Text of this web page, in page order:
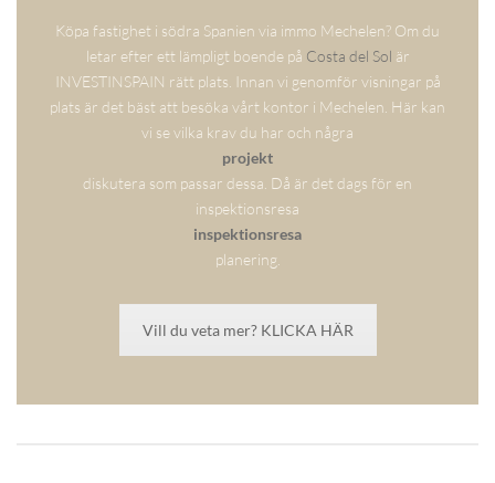
Köpa fastighet i södra Spanien via immo Mechelen? Om du
letar efter ett lämpligt boende på Costa del Sol är
INVESTINSPAIN rätt plats. Innan vi genomför visningar på
plats är det bäst att besöka vårt kontor i Mechelen. Här kan
vi se vilka krav du har och några
projekt
diskutera som passar dessa. Då är det dags för en
inspektionsresa
inspektionsresa
planering.
Vill du veta mer? KLICKA HÄR